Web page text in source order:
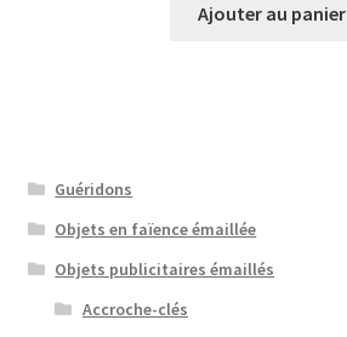
Ajouter au panier
Guéridons
Objets en faïence émaillée
Objets publicitaires émaillés
Accroche-clés